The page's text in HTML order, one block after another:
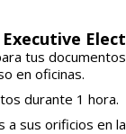
Executive
tus
en oficinas.
durante 1 hora.
a sus orificios en